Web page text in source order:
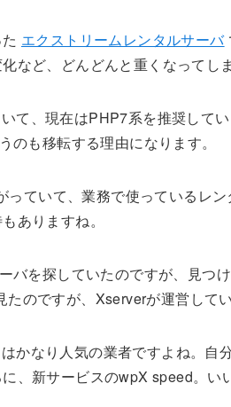
エクストリームレンタルサーバ
など、どんどんと重くなってし
て、現在はPHP7系を推奨して
も移転する理由になります。
ていて、業務で使っているレ
ありますね。
バを探していたのですが、見つ
のですが、Xserverが運営して
かなり人気の業者ですよね。自
、新サービスのwpX speed。い